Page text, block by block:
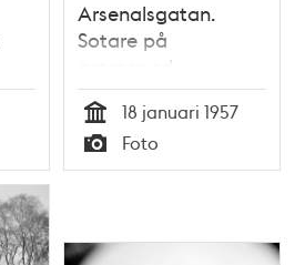
Arsenalsgatan.
Sotare på
promenad
Tid
18 januari 1957
Typ
Foto